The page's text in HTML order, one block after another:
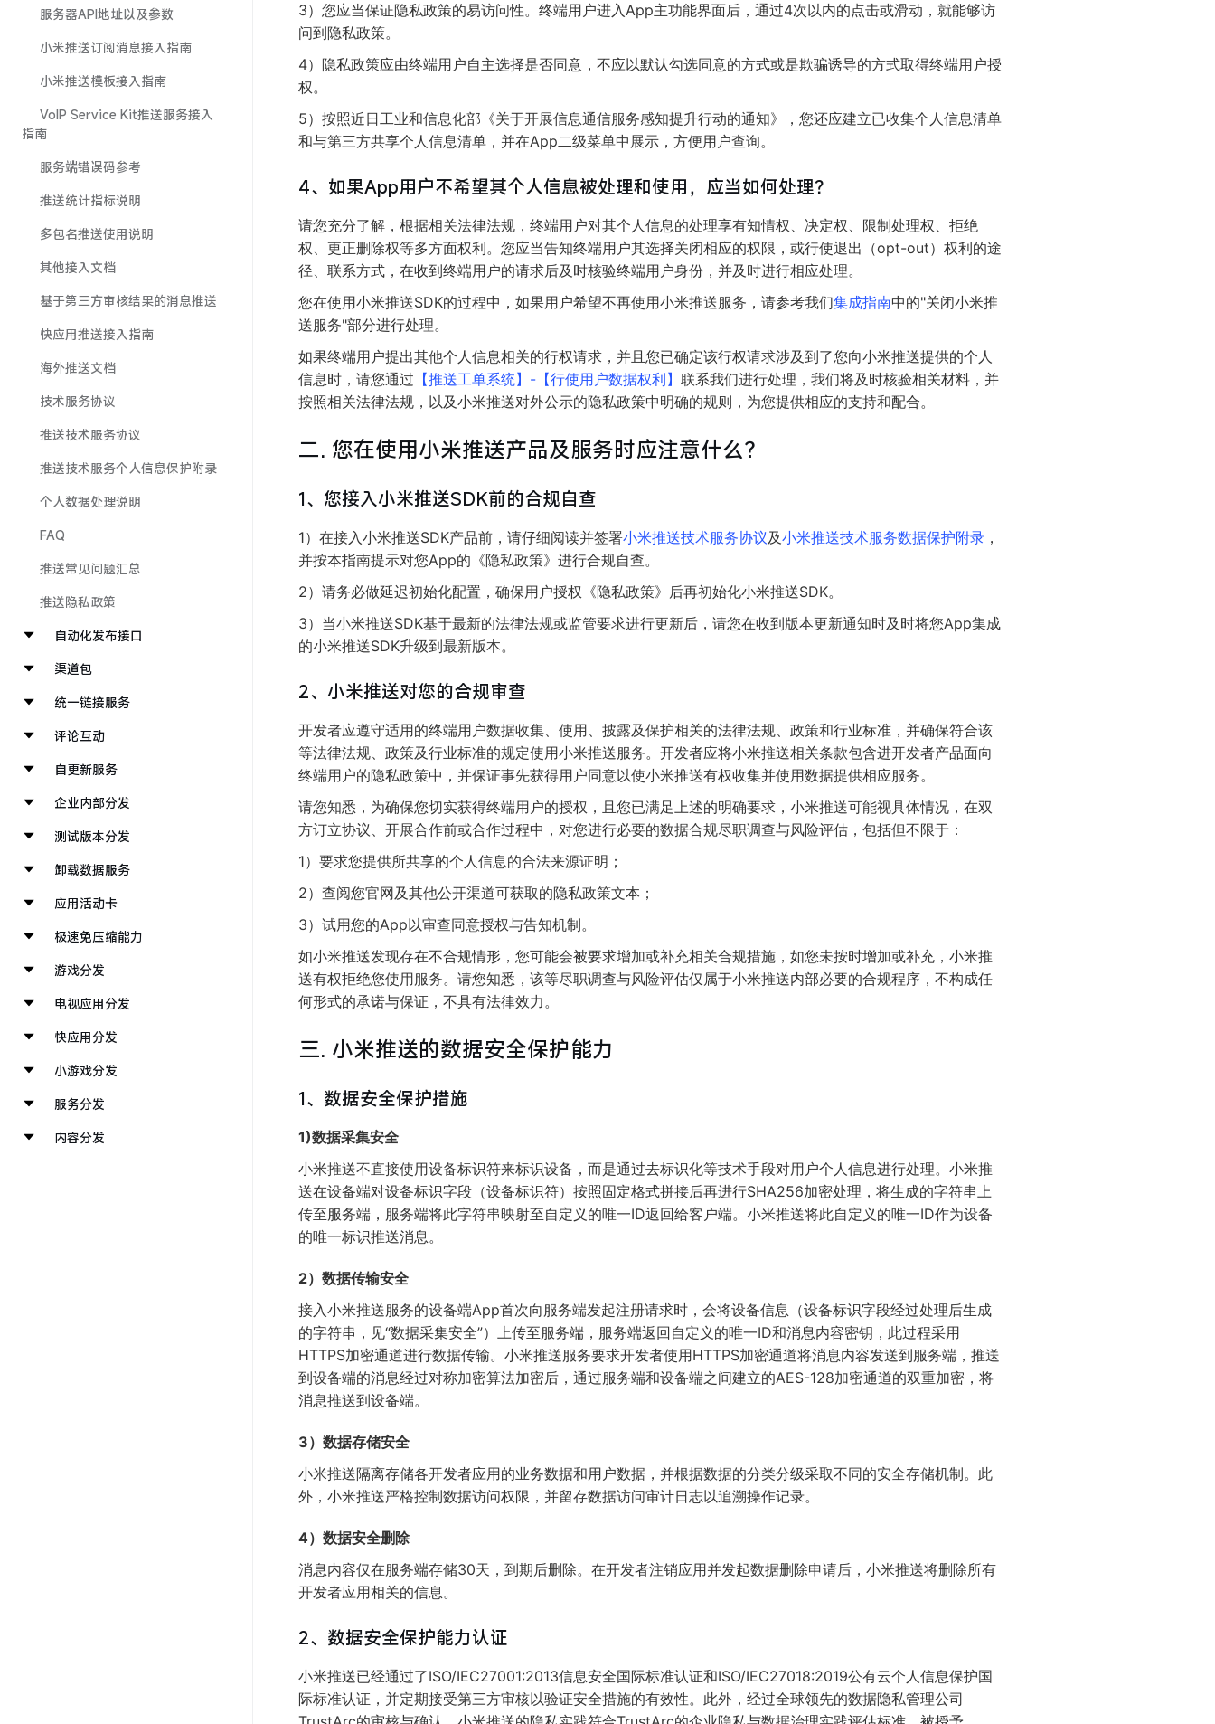
服务器API地址以及参数
小米推送订阅消息接入指南
小米推送模板接入指南
VoIP Service Kit推送服务接入
指南
服务端错误码参考
推送统计指标说明
多包名推送使用说明
其他接入文档
基于第三方审核结果的消息推送
快应用推送接入指南
海外推送文档
技术服务协议
推送技术服务协议
推送技术服务个人信息保护附录
个人数据处理说明
FAQ
推送常见问题汇总
推送隐私政策
自动化发布接口
渠道包
统一链接服务
评论互动
自更新服务
企业内部分发
测试版本分发
卸载数据服务
应用活动卡
极速免压缩能力
游戏分发
电视应用分发
快应用分发
小游戏分发
服务分发
内容分发
3）您应当保证隐私政策的易访问性。终端用户进入App主功能界面后，通过4次以内的点击或滑动，就能够访
问到隐私政策。
4）隐私政策应由终端用户自主选择是否同意，不应以默认勾选同意的方式或是欺骗诱导的方式取得终端用户授
权。
5）按照近日工业和信息化部《关于开展信息通信服务感知提升行动的通知》，您还应建立已收集个人信息清单
和与第三方共享个人信息清单，并在App二级菜单中展示，方便用户查询。
4、如果App用户不希望其个人信息被处理和使用，应当如何处理？
请您充分了解，根据相关法律法规，终端用户对其个人信息的处理享有知情权、决定权、限制处理权、拒绝
权、更正删除权等多方面权利。您应当告知终端用户其选择关闭相应的权限，或行使退出（opt-out）权利的途
径、联系方式，在收到终端用户的请求后及时核验终端用户身份，并及时进行相应处理。
您在使用小米推送SDK的过程中，如果用户希望不再使用小米推送服务，请参考我们集成指南中的"关闭小米推
送服务"部分进行处理。
如果终端用户提出其他个人信息相关的行权请求，并且您已确定该行权请求涉及到了您向小米推送提供的个人
信息时，请您通过 【推送工单系统】-【行使用户数据权利】 联系我们进行处理，我们将及时核验相关材料，并
按照相关法律法规，以及小米推送对外公示的隐私政策中明确的规则，为您提供相应的支持和配合。
二. 您在使用小米推送产品及服务时应注意什么？
1、您接入小米推送SDK前的合规自查
1）在接入小米推送SDK产品前，请仔细阅读并签署小米推送技术服务协议及小米推送技术服务数据保护附录 ，
并按本指南提示对您App的《隐私政策》进行合规自查。
2）请务必做延迟初始化配置，确保用户授权《隐私政策》后再初始化小米推送SDK。
3）当小米推送SDK基于最新的法律法规或监管要求进行更新后，请您在收到版本更新通知时及时将您App集成
的小米推送SDK升级到最新版本。
2、小米推送对您的合规审查
开发者应遵守适用的终端用户数据收集、使用、披露及保护相关的法律法规、政策和行业标准，并确保符合该
等法律法规、政策及行业标准的规定使用小米推送服务。开发者应将小米推送相关条款包含进开发者产品面向
终端用户的隐私政策中，并保证事先获得用户同意以使小米推送有权收集并使用数据提供相应服务。
请您知悉，为确保您切实获得终端用户的授权，且您已满足上述的明确要求，小米推送可能视具体情况，在双
方订立协议、开展合作前或合作过程中，对您进行必要的数据合规尽职调查与风险评估，包括但不限于：
1）要求您提供所共享的个人信息的合法来源证明；
2）查阅您官网及其他公开渠道可获取的隐私政策文本；
3）试用您的App以审查同意授权与告知机制。
如小米推送发现存在不合规情形，您可能会被要求增加或补充相关合规措施，如您未按时增加或补充，小米推
送有权拒绝您使用服务。请您知悉，该等尽职调查与风险评估仅属于小米推送内部必要的合规程序，不构成任
何形式的承诺与保证，不具有法律效力。
三. 小米推送的数据安全保护能力
1、数据安全保护措施
1)数据采集安全
小米推送不直接使用设备标识符来标识设备，而是通过去标识化等技术手段对用户个人信息进行处理。小米推
送在设备端对设备标识字段（设备标识符）按照固定格式拼接后再进行SHA256加密处理，将生成的字符串上
传至服务端，服务端将此字符串映射至自定义的唯一ID返回给客户端。小米推送将此自定义的唯一ID作为设备
的唯一标识推送消息。
2）数据传输安全
接入小米推送服务的设备端App首次向服务端发起注册请求时，会将设备信息（设备标识字段经过处理后生成
的字符串，见“数据采集安全”）上传至服务端，服务端返回自定义的唯一ID和消息内容密钥，此过程采用
HTTPS加密通道进行数据传输。小米推送服务要求开发者使用HTTPS加密通道将消息内容发送到服务端，推送
到设备端的消息经过对称加密算法加密后，通过服务端和设备端之间建立的AES-128加密通道的双重加密，将
消息推送到设备端。
3）数据存储安全
小米推送隔离存储各开发者应用的业务数据和用户数据，并根据数据的分类分级采取不同的安全存储机制。此
外，小米推送严格控制数据访问权限，并留存数据访问审计日志以追溯操作记录。
4）数据安全删除
消息内容仅在服务端存储30天，到期后删除。在开发者注销应用并发起数据删除申请后，小米推送将删除所有
开发者应用相关的信息。
2、数据安全保护能力认证
小米推送已经通过了ISO/IEC27001:2013信息安全国际标准认证和ISO/IEC27018:2019公有云个人信息保护国
际标准认证，并定期接受第三方审核以验证安全措施的有效性。此外，经过全球领先的数据隐私管理公司